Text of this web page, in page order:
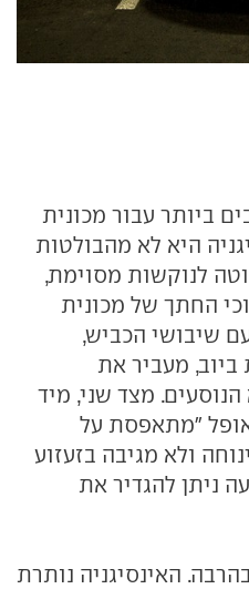
ביותר עבור מכונית
היא לא מהבולטות
לנוקשות מסוימת,
החתך של מכונית
שיבושי הכביש,
ביוב, מעביר את
מצד שני, מיד
"מתאפסת על
ולא מגיבה בזעזוע
ניתן להגדיר את
האינסיגניה נותרת